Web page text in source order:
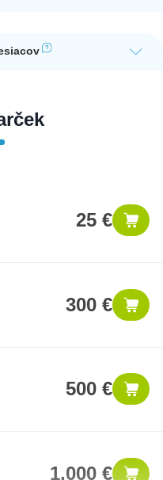
účtu.
sa pred nákupom
25 €
300 €
500 €
1,000 €